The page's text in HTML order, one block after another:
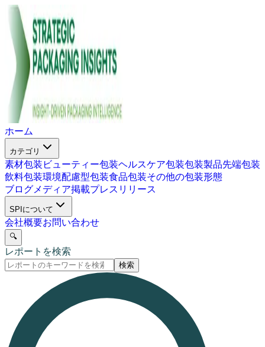
ホーム
カテゴリ
素材包装 ビューティー包装ヘルスケア包装包装製品先端包装
飲料包装環境配慮型包装食品包装その他の包装形態
ブログメディア掲載プレスリリース
SPIについて
会社概要お問い合わせ
🔍
レポートを検索
検索